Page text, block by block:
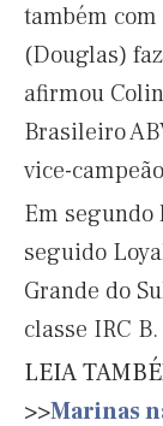
também
(Douglas)
afirmou
Brasileiro
vice-
Em segundo
seguido
Grande do
classe IRC B.
LEIA
>>Marinas